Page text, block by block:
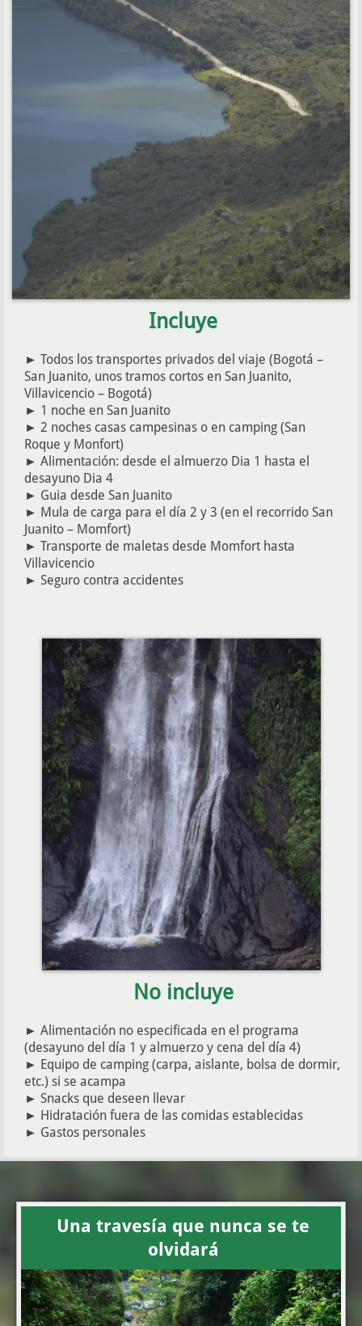
Incluye
► Todos los transportes privados del viaje (Bogotá –
San Juanito, unos tramos cortos en San Juanito,
Villavicencio – Bogotá)
► 1 noche en San Juanito
► 2 noches casas campesinas o en camping (San
Roque y Monfort)
► Alimentación: desde el almuerzo Dia 1 hasta el
desayuno Dia 4
► Guia desde San Juanito
► Mula de carga para el día 2 y 3 (en el recorrido San
Juanito – Momfort)
► Transporte de maletas desde Momfort hasta
Villavicencio
► Seguro contra accidentes
No incluye
► Alimentación no especificada en el programa
(desayuno del día 1 y almuerzo y cena del día 4)
► Equipo de camping (carpa, aislante, bolsa de dormir,
etc.) si se acampa
► Snacks que deseen llevar
► Hidratación fuera de las comidas establecidas
► Gastos personales
Una travesía que nunca se te
olvidará